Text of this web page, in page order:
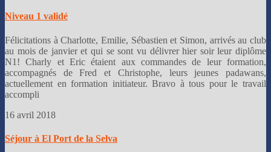
Niveau 1 validé
Félicitations à Charlotte, Emilie, Sébastien et Simon, arrivés au club
au mois de janvier et qui se sont vu délivrer hier soir leur diplôme
N1! Charly et Eric étaient aux commandes de leur formation,
accompagnés de Fred et Christophe, leurs jeunes padawans,
actuellement en formation initiateur. Bravo à tous pour le travail
accompli
16 avril 2018
Séjour à El Port de la Selva